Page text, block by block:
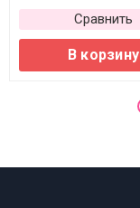
Сравнить
В корзину